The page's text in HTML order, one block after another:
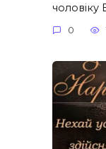
чоловіку
0